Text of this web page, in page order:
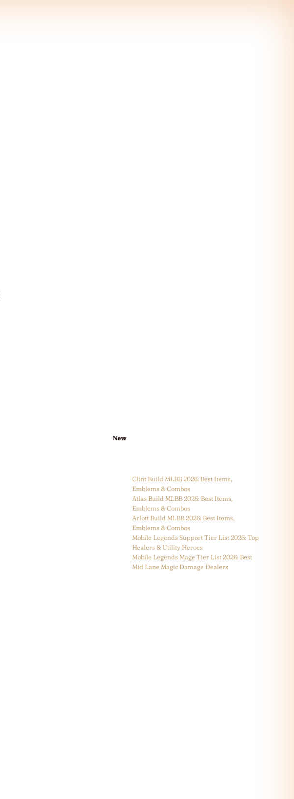
New
Clint Build MLBB 2026: Best Items,
Emblems & Combos
Atlas Build MLBB 2026: Best Items,
Emblems & Combos
Arlott Build MLBB 2026: Best Items,
Emblems & Combos
Mobile Legends Support Tier List 2026: Top
Healers & Utility Heroes
Mobile Legends Mage Tier List 2026: Best
Mid Lane Magic Damage Dealers